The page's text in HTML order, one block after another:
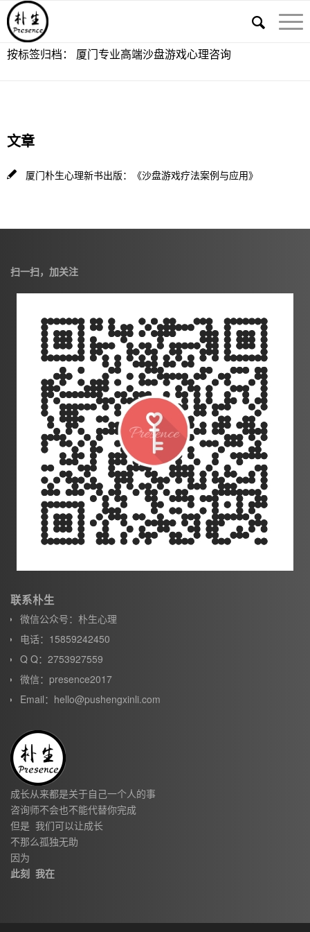
按标签归档： 厦门专业高端沙盘游戏心理咨询
文章
厦门朴生心理新书出版：《沙盘游戏疗法案例与应用》
扫一扫，加关注
联系朴生
微信公众号：朴生心理
电话：15859242450
Q Q：2753927559
微信：presence2017
Email：hello@pushengxinli.com
成长从来都是关于自己一个人的事
咨询师不会也不能代替你完成
但是 我们可以让成长
不那么孤独无助
因为
此刻 我在